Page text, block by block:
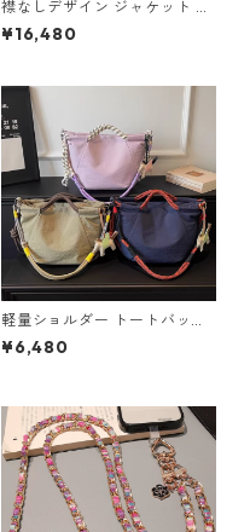
襟なしデザイン ジャケット M
2col 250377
¥16,480
軽量ショルダー トートバッグ
3col Y 260019
¥6,480